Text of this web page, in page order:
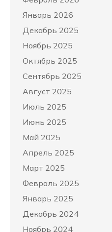
Январь 2026
Декабрь 2025
Ноябрь 2025
Октябрь 2025
Сентябрь 2025
Август 2025
Июль 2025
Июнь 2025
Май 2025
Апрель 2025
Март 2025
Февраль 2025
Январь 2025
Декабрь 2024
Ноябрь 2024